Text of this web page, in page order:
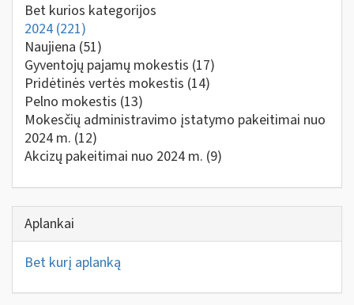
Bet kurios kategorijos
2024 (221)
Naujiena (51)
Gyventojų pajamų mokestis (17)
Pridėtinės vertės mokestis (14)
Pelno mokestis (13)
Mokesčių administravimo įstatymo pakeitimai nuo
2024 m. (12)
Akcizų pakeitimai nuo 2024 m. (9)
Aplankai
Bet kurį aplanką